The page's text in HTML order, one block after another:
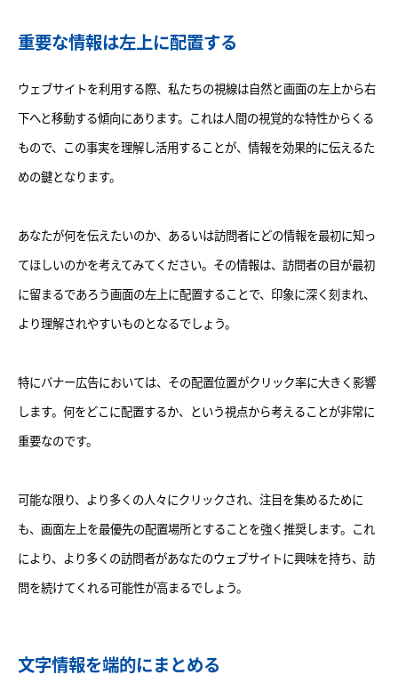
重要な情報は左上に配置する
ウェブサイトを利用する際、私たちの視線は自然と画面の左上から右
下へと移動する傾向にあります。これは人間の視覚的な特性からくる
もので、この事実を理解し活用することが、情報を効果的に伝えるた
めの鍵となります。
あなたが何を伝えたいのか、あるいは訪問者にどの情報を最初に知っ
てほしいのかを考えてみてください。その情報は、訪問者の目が最初
に留まるであろう画面の左上に配置することで、印象に深く刻まれ、
より理解されやすいものとなるでしょう。
特にバナー広告においては、その配置位置がクリック率に大きく影響
します。何をどこに配置するか、という視点から考えることが非常に
重要なのです。
可能な限り、より多くの人々にクリックされ、注目を集めるために
も、画面左上を最優先の配置場所とすることを強く推奨します。これ
により、より多くの訪問者があなたのウェブサイトに興味を持ち、訪
問を続けてくれる可能性が高まるでしょう。
文字情報を端的にまとめる